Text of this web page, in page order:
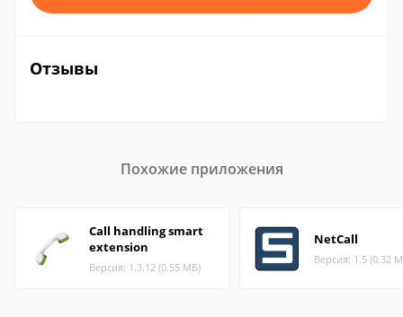
Отзывы
Похожие приложения
Call handling smart
extension
Версия: 1.3.12 (0.55 МБ)
NetCall
Версия: 1.5 (0.32